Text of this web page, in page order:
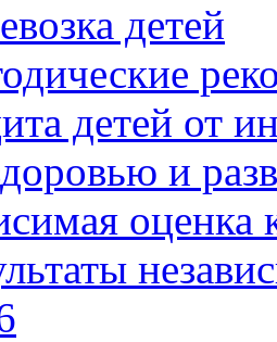
детей
детей от
и
оценка